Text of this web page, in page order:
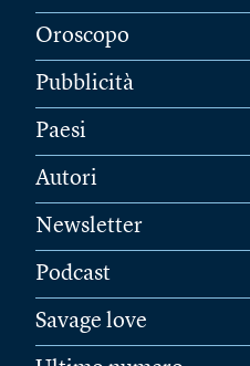
Oroscopo
Pubblicità
Paesi
Autori
Newsletter
Podcast
Savage love